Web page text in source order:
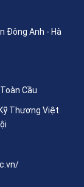
Đông Anh - Hà
Cầu
Thương Việt